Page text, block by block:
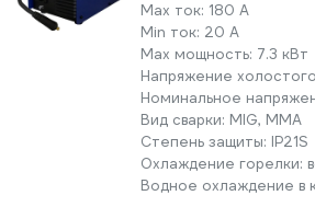
Max ток: 180 А
Min ток: 20 А
Max мощность: 7.3 кВт
Напряжение
Номинальное
Вид сварки: MIG, MMA
Степень защиты: IP21S
Охлаждение горелки:
Водное охлаждение в